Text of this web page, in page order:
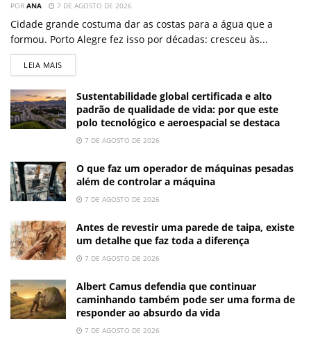
POR ANA 7 DE AGOSTO DE 2026
Cidade grande costuma dar as costas para a água que a
formou. Porto Alegre fez isso por décadas: cresceu às...
LEIA MAIS
Sustentabilidade global certificada e alto
padrão de qualidade de vida: por que este
polo tecnológico e aeroespacial se destaca
7 DE AGOSTO DE 2026
O que faz um operador de máquinas pesadas
além de controlar a máquina
7 DE AGOSTO DE 2026
Antes de revestir uma parede de taipa, existe
um detalhe que faz toda a diferença
7 DE AGOSTO DE 2026
Albert Camus defendia que continuar
caminhando também pode ser uma forma de
responder ao absurdo da vida
7 DE AGOSTO DE 2026